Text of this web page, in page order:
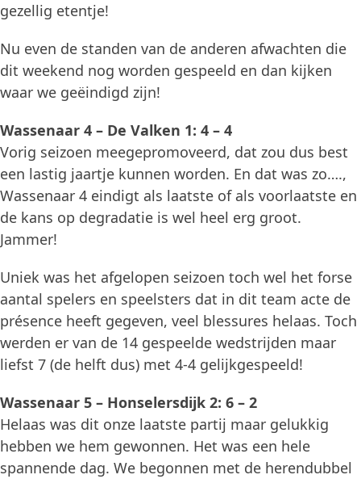
gezellig etentje!
Nu even de standen van de anderen afwachten die
dit weekend nog worden gespeeld en dan kijken
waar we geëindigd zijn!
Wassenaar 4 – De Valken 1: 4 – 4
Vorig seizoen meegepromoveerd, dat zou dus best
een lastig jaartje kunnen worden. En dat was zo….,
Wassenaar 4 eindigt als laatste of als voorlaatste en
de kans op degradatie is wel heel erg groot.
Jammer!
Uniek was het afgelopen seizoen toch wel het forse
aantal spelers en speelsters dat in dit team acte de
présence heeft gegeven, veel blessures helaas. Toch
werden er van de 14 gespeelde wedstrijden maar
liefst 7 (de helft dus) met 4-4 gelijkgespeeld!
Wassenaar 5 – Honselersdijk 2: 6 – 2
Helaas was dit onze laatste partij maar gelukkig
hebben we hem gewonnen. Het was een hele
spannende dag. We begonnen met de herendubbel